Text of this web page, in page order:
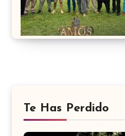
Te Has Perdido